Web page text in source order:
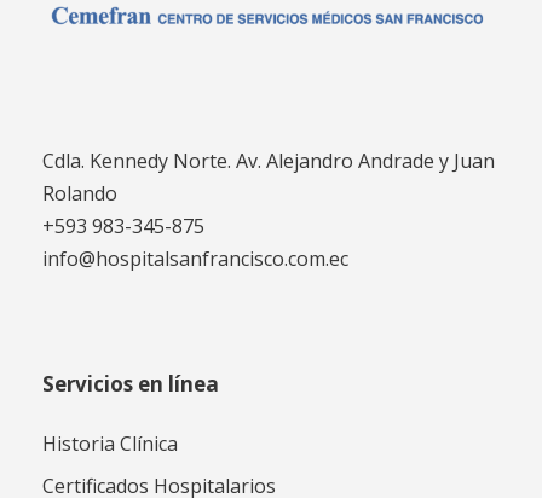
Cdla. Kennedy Norte. Av. Alejandro Andrade y Juan
Rolando
+593 983-345-875
info@hospitalsanfrancisco.com.ec
Servicios en línea
Historia Clínica
Certificados Hospitalarios